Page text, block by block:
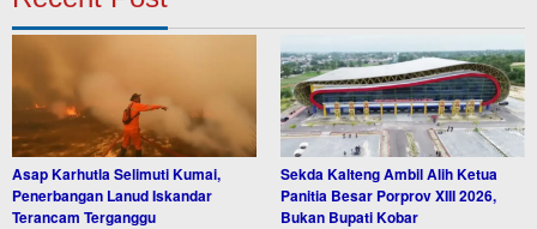
Asap Karhutla Selimuti Kumai,
Penerbangan Lanud Iskandar
Terancam Terganggu
Sekda Kalteng Ambil Alih Ketua
Panitia Besar Porprov XIII 2026,
Bukan Bupati Kobar